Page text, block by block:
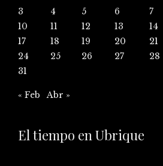
3
4 5 6 7
10
11 12 13 14
17
18 19 20 21
24
25 26 27 28
31
« Feb Abr »
El tiempo en Ubrique